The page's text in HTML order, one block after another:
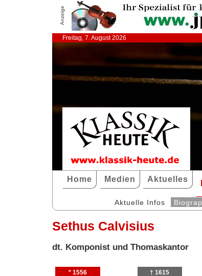
Anzeige
Freitag, 7. August 2026
Home Medien Aktuelles
Aktuelle Infos
Sethus Calvisius
dt. Komponist und Thomaskantor
* 1556 † 1615